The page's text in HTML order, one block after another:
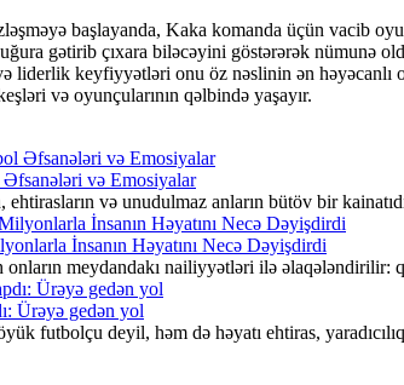
başlayanda, Kaka komanda üçün vacib
gətirib çıxara biləcəyini göstərərək
liderlik keyfiyyətləri onu öz nəslinin ən
və oyunçularının qəlbində yaşayır.
və Emosiyalar
və unudulmaz anların bütöv bir
İnsanın Həyatını Necə Dəyişdirdi
onların meydandakı nailiyyətləri ilə
Ürəyə gedən yol
futbolçu deyil, həm də həyatı ehtiras,